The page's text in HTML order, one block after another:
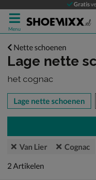
Gratis
Menu
Nette schoenen
Lage nette
het cognac
over
Lage nette schoenen
Van Lier Cognac
2 artikelen
2Artikelen